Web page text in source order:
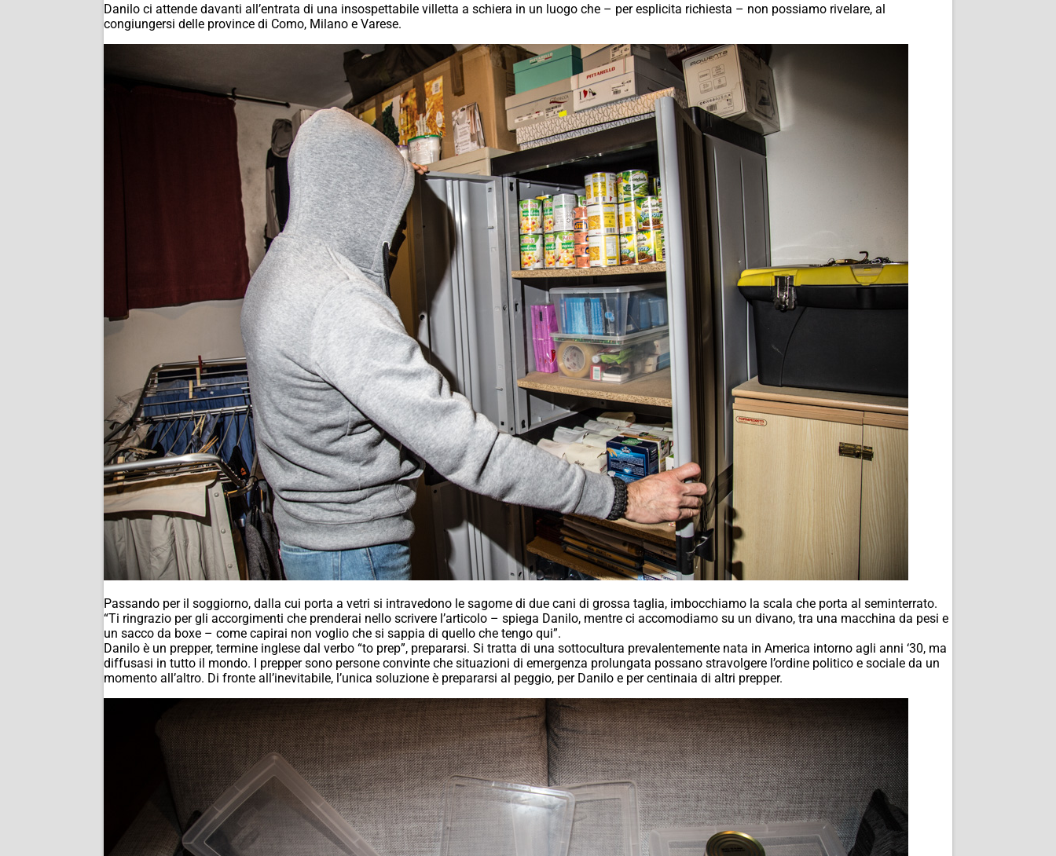
Danilo ci attende davanti all’entrata di una insospettabile villetta a schiera in un luogo che – per esplicita richiesta – non possiamo rivelare, al
congiungersi delle province di Como, Milano e Varese.
Passando per il soggiorno, dalla cui porta a vetri si intravedono le sagome di due cani di grossa taglia, imbocchiamo la scala che porta al seminterrato.
“Ti ringrazio per gli accorgimenti che prenderai nello scrivere l’articolo – spiega Danilo, mentre ci accomodiamo su un divano, tra una macchina da pesi e
un sacco da boxe – come capirai non voglio che si sappia di quello che tengo qui”.
Danilo è un prepper, termine inglese dal verbo “to prep”, prepararsi. Si tratta di una sottocultura prevalentemente nata in America intorno agli anni ‘30, ma
diffusasi in tutto il mondo. I prepper sono persone convinte che situazioni di emergenza prolungata possano stravolgere l’ordine politico e sociale da un
momento all’altro. Di fronte all’inevitabile, l’unica soluzione è prepararsi al peggio, per Danilo e per centinaia di altri prepper.